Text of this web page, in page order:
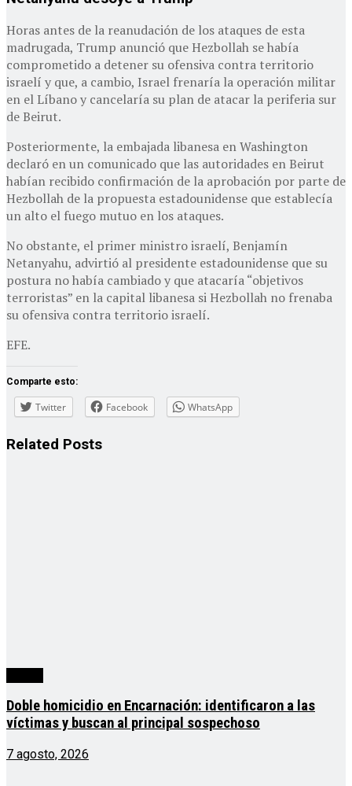
Horas antes de la reanudación de los ataques de esta
madrugada, Trump anunció que Hezbollah se había
comprometido a detener su ofensiva contra territorio
israelí y que, a cambio, Israel frenaría la operación militar
en el Líbano y cancelaría su plan de atacar la periferia sur
de Beirut.
Posteriormente, la embajada libanesa en Washington
declaró en un comunicado que las autoridades en Beirut
habían recibido confirmación de la aprobación por parte de
Hezbollah de la propuesta estadounidense que establecía
un alto el fuego mutuo en los ataques.
No obstante, el primer ministro israelí, Benjamín
Netanyahu, advirtió al presidente estadounidense que su
postura no había cambiado y que atacaría “objetivos
terroristas” en la capital libanesa si Hezbollah no frenaba
su ofensiva contra territorio israelí.
EFE.
Comparte esto:
Twitter Facebook WhatsApp
Related Posts
Doble homicidio en Encarnación: identificaron a las
víctimas y buscan al principal sospechoso
7 agosto, 2026